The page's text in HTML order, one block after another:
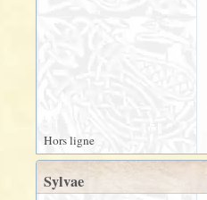
Hors ligne
Sylvae